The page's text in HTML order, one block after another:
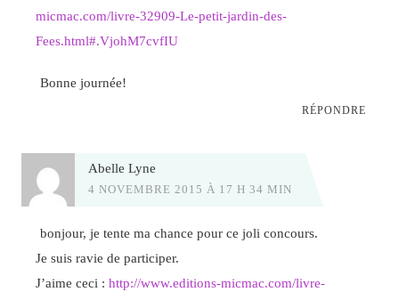
micmac.com/livre-32909-Le-petit-jardin-des-
Fees.html#.VjohM7cvfIU
Bonne journée!
RÉPONDRE
Abelle Lyne
4 NOVEMBRE 2015 À 17 H 34 MIN
bonjour, je tente ma chance pour ce joli concours.
Je suis ravie de participer.
J’aime ceci :http://www.editions-micmac.com/livre-